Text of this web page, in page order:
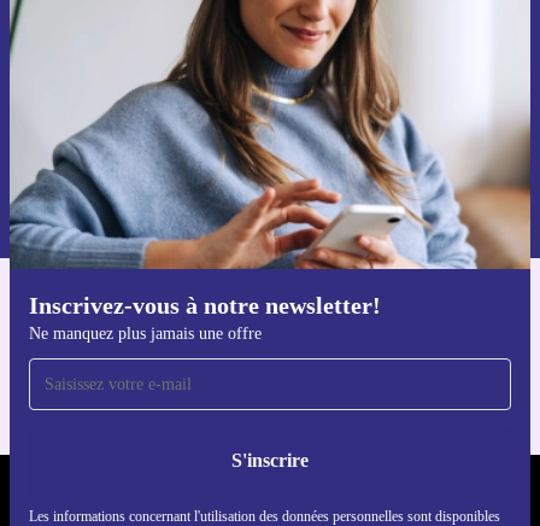
Inscrivez-vous à notre newsletter!
Ne manquez plus jamais une offre
S'inscrire
Les informations concernant l'utilisation des données personnelles sont disponibles
Ne manquez plus aucune offre.
S'inscrire
Retrouvez les informations sur l'utilisation des données personnelles
dans notre
politique de confidentialité.
Téléchargez l'application refurbed
Pour iOS et Android